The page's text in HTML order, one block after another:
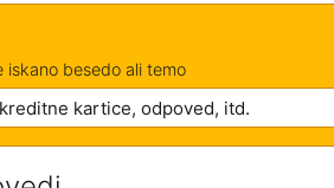
iskano besedo ali temo